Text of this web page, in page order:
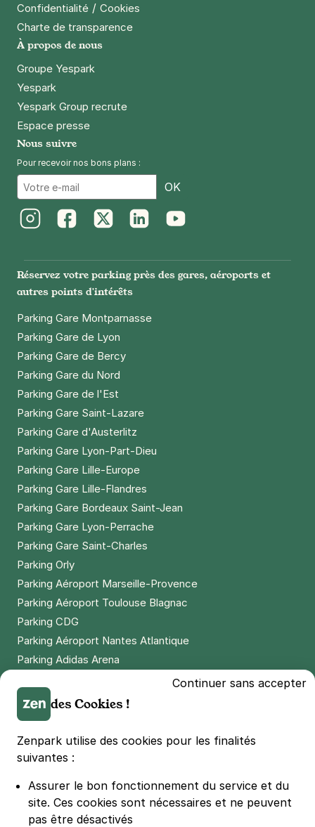
Confidentialité / Cookies
Charte de transparence
À propos de nous
Groupe Yespark
Yespark
Yespark Group recrute
Espace presse
Nous suivre
Pour recevoir nos bons plans :
OK
Réservez votre parking près des gares, aéroports et
autres points d'intérêts
Parking Gare Montparnasse
Parking Gare de Lyon
Parking Gare de Bercy
Parking Gare du Nord
Parking Gare de l'Est
Parking Gare Saint-Lazare
Parking Gare d'Austerlitz
Parking Gare Lyon-Part-Dieu
Parking Gare Lille-Europe
Parking Gare Lille-Flandres
Parking Gare Bordeaux Saint-Jean
Parking Gare Lyon-Perrache
Parking Gare Saint-Charles
Parking Orly
Parking Aéroport Marseille-Provence
Parking Aéroport Toulouse Blagnac
Parking CDG
Parking Aéroport Nantes Atlantique
Parking Adidas Arena
Parking LDLC Arena
Parking Stade Pierre Mauroy
Parking Groupama Stadium
Parking Vélodrome
Parking Bercy
Parking La Défense Arena
Continuer sans accepter
des Cookies !
Zenpark utilise des cookies pour les finalités
suivantes :
Assurer le bon fonctionnement du service et du
site. Ces cookies sont nécessaires et ne peuvent
pas être désactivés